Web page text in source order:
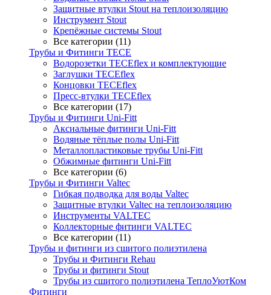
Защитные втулки Stout на теплоизоляцию
Инструмент Stout
Крепёжные системы Stout
Все категории (11)
Трубы и Фитинги TECE
Водорозетки TECEflex и комплектующие
Заглушки TECEflex
Концовки TECEflex
Пресс-втулки TECEflex
Все категории (17)
Трубы и Фитинги Uni-Fitt
Аксиальные фитинги Uni-Fitt
Водяные тёплые полы Uni-Fitt
Металлопластиковые трубы Uni-Fitt
Обжимные фитинги Uni-Fitt
Все категории (6)
Трубы и Фитинги Valtec
Гибкая подводка для воды Valtec
Защитные втулки Valtec на теплоизоляцию
Инструменты VALTEC
Коллекторные фитинги VALTEC
Все категории (11)
Трубы и фитинги из сшитого полиэтилена
Трубы и Фитинги Rehau
Трубы и фитинги Stout
Трубы из сшитого полиэтилена ТеплоУютКом
Фитинги